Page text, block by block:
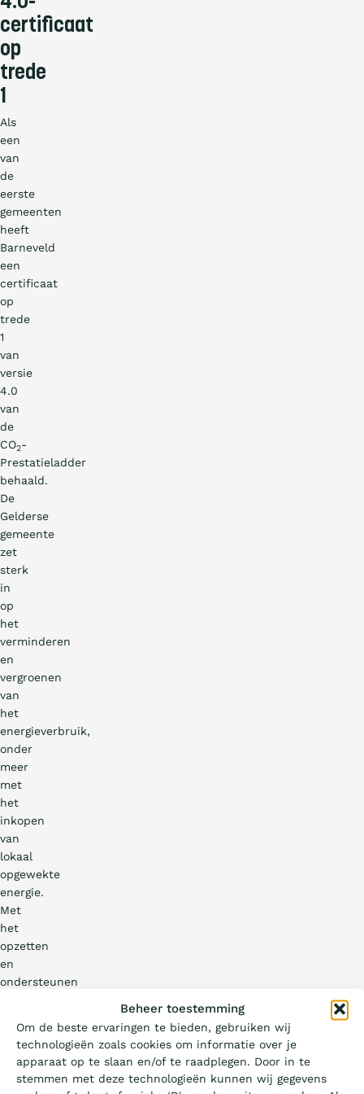
Beheer toestemming
Om de beste ervaringen te bieden, gebruiken wij
technologieën zoals cookies om informatie over je
apparaat op te slaan en/of te raadplegen. Door in te
stemmen met deze technologieën kunnen wij gegevens
certificaat
op
trede
1
Als
een
van
de
eerste
gemeenten
heeft
Barneveld
een
certificaat
op
trede
1
van
versie
4.0
van
de
CO2-
Prestatieladder
behaald.
De
Gelderse
gemeente
zet
sterk
in
op
het
verminderen
en
vergroenen
van
het
energieverbruik,
onder
meer
met
het
inkopen
van
lokaal
opgewekte
energie.
Met
het
opzetten
en
ondersteunen
Wat is de Ladder?
Certificeren